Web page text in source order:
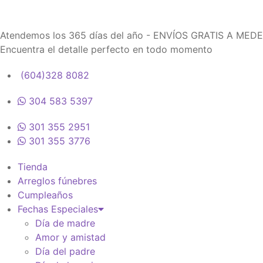
Atendemos los 365 días del año - ENVÍOS GRATIS A
Encuentra el detalle perfecto en todo momento
(604)328 8082
304 583 5397
301 355 2951
301 355 3776
Tienda
Arreglos fúnebres
Cumpleaños
Fechas Especiales
Día de madre
Amor y amistad
Día del padre